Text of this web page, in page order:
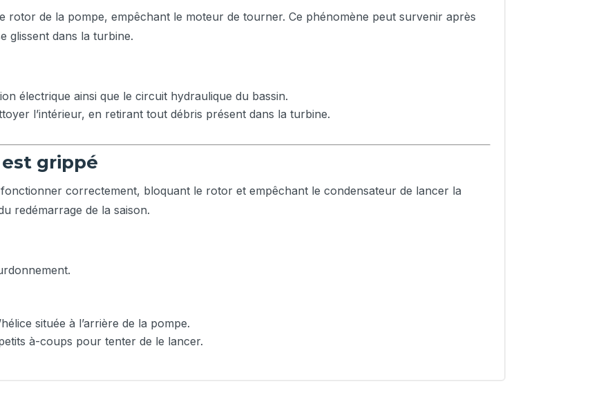
rotor de la pompe, empêchant le moteur de tourner. Ce phénomène peut survenir après
glissent dans la turbine.
électrique ainsi que le circuit hydraulique du bassin.
l’intérieur, en retirant tout débris présent dans la turbine.
est grippé
correctement, bloquant le rotor et empêchant le condensateur de lancer la
redémarrage de la saison.
située à l’arrière de la pompe.
à-coups pour tenter de le lancer.